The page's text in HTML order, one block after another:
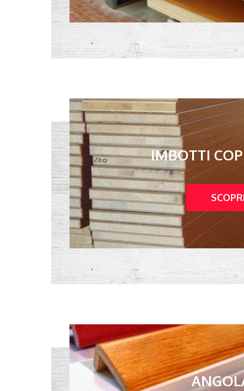
IMBOTTI
SCOPRI